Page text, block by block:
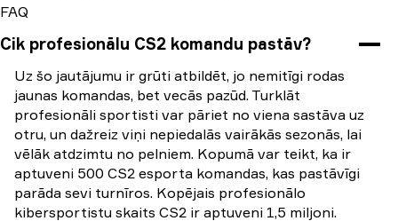
FAQ
Cik profesionālu CS2 komandu pastāv?
Uz šo jautājumu ir grūti atbildēt, jo nemitīgi rodas
jaunas komandas, bet vecās pazūd. Turklāt
profesionāli sportisti var pāriet no viena sastāva uz
otru, un dažreiz viņi nepiedalās vairākās sezonās, lai
vēlāk atdzimtu no pelniem. Kopumā var teikt, ka ir
aptuveni 500 СS2 esporta komandas, kas pastāvīgi
parāda sevi turnīros. Kopējais profesionālo
kibersportistu skaits СS2 ir aptuveni 1,5 miljoni.